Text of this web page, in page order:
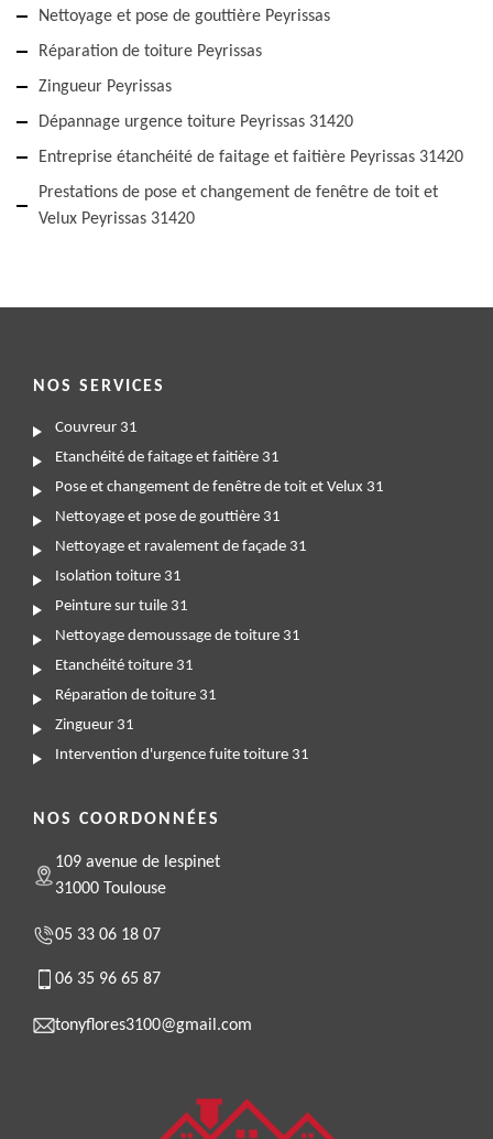
Nettoyage et pose de gouttière Peyrissas
Réparation de toiture Peyrissas
Zingueur Peyrissas
Dépannage urgence toiture Peyrissas 31420
Entreprise étanchéité de faitage et faitière Peyrissas 31420
Prestations de pose et changement de fenêtre de toit et
Velux Peyrissas 31420
NOS SERVICES
Couvreur 31
Etanchéité de faitage et faitière 31
Pose et changement de fenêtre de toit et Velux 31
Nettoyage et pose de gouttière 31
Nettoyage et ravalement de façade 31
Isolation toiture 31
Peinture sur tuile 31
Nettoyage demoussage de toiture 31
Etanchéité toiture 31
Réparation de toiture 31
Zingueur 31
Intervention d'urgence fuite toiture 31
NOS COORDONNÉES
109 avenue de lespinet
31000 Toulouse
05 33 06 18 07
06 35 96 65 87
tonyflores3100@gmail.com